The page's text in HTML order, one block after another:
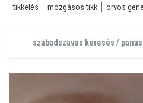
tikkelés
mozgásos tikk orvos